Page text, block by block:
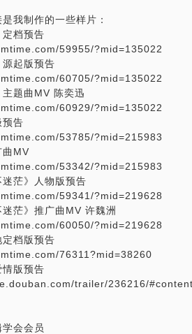
我制作的一些样片：
定档预告
59955/?mid=135022
源起版预告
60705/?mid=135022
主题曲MV 陈奕迅
60929/?mid=135022
预告
53785/?mid=215983
曲MV
53342/?mid=215983
迷茫》人物版预告
59341/?mid=219628
迷茫》推广曲MV 许魏洲
60050/?mid=219628
定档版预告
76311?mid=38260
情版预告
trailer/236216/#content
会会员